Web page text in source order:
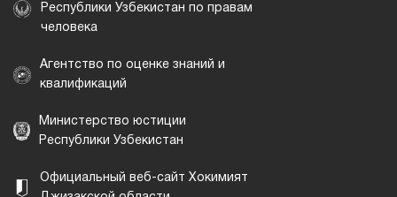
Республики Узбекистан по правам
человека
Агентство по оценке знаний и
квалификаций
Министерство юстиции
Республики Узбекистан
Официальный веб-сайт Хокимият